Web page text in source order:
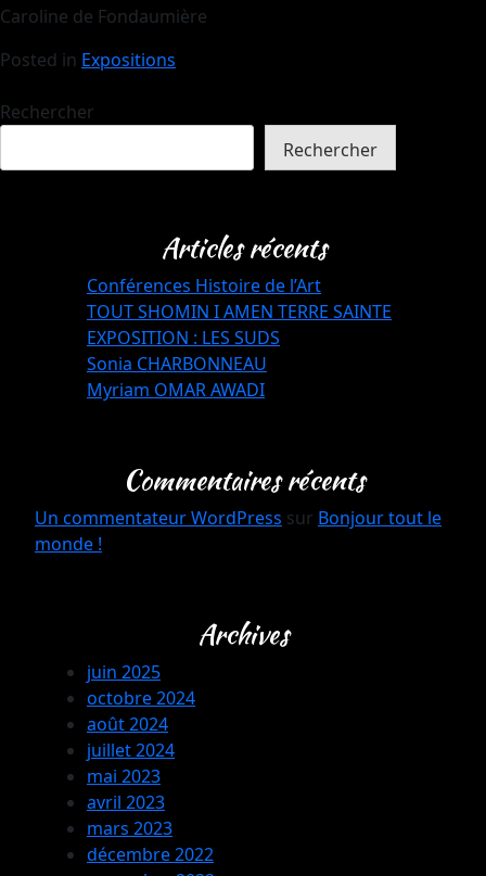
Caroline de Fondaumière
Posted in Expositions
Rechercher
Rechercher
Articles récents
Conférences Histoire de l’Art
TOUT SHOMIN I AMEN TERRE SAINTE
EXPOSITION : LES SUDS
Sonia CHARBONNEAU
Myriam OMAR AWADI
Commentaires récents
Un commentateur WordPress sur Bonjour tout le
monde !
Archives
juin 2025
octobre 2024
août 2024
juillet 2024
mai 2023
avril 2023
mars 2023
décembre 2022